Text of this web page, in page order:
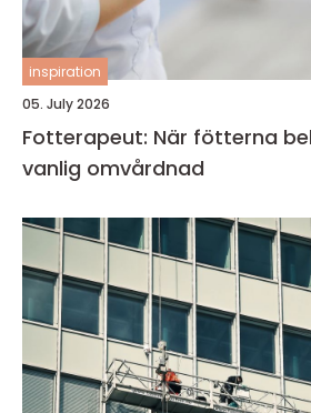
inspiration
05. July 2026
Fotterapeut: När fötterna
vanlig omvårdnad